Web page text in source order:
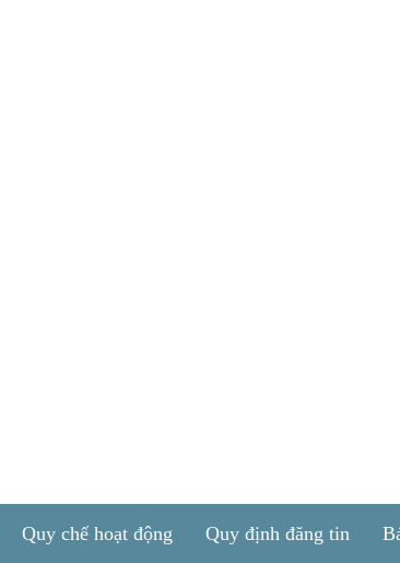
Quy chế hoạt động Quy định đăng tin